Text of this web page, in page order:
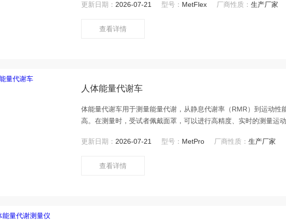
试者用背带将携带便携式呼吸代谢测量仪背在身上，佩戴面罩，可
更新日期： 2026-07-21 型号： MetFlex 厂商性质：生产厂家
查看详情
人体能量代谢车
体能量代谢车用于测量能量代谢，从静息代谢率（RMR）到运动性
高。在测量时，受试者佩戴面罩，可以进行高精度、实时的测量运
更新日期： 2026-07-21 型号： MetPro 厂商性质：生产厂家
查看详情